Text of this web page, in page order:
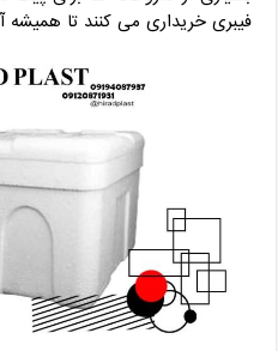
فیبری خریداری می ‌کنند تا همیشه